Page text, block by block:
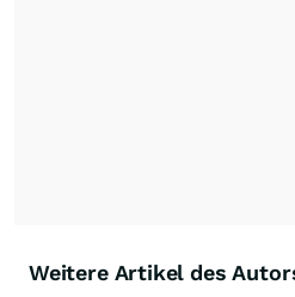
Weitere Artikel des